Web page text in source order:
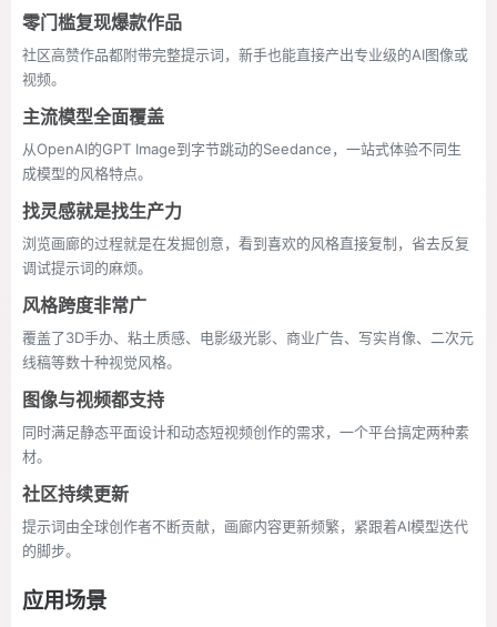
零门槛复现爆款作品
社区高赞作品都附带完整提示词，新手也能直接产出专业级的AI图像或
视频。
主流模型全面覆盖
从OpenAI的GPT Image到字节跳动的Seedance，一站式体验不同生
成模型的风格特点。
找灵感就是找生产力
浏览画廊的过程就是在发掘创意，看到喜欢的风格直接复制，省去反复
调试提示词的麻烦。
风格跨度非常广
覆盖了3D手办、粘土质感、电影级光影、商业广告、写实肖像、二次元
线稿等数十种视觉风格。
图像与视频都支持
同时满足静态平面设计和动态短视频创作的需求，一个平台搞定两种素
材。
社区持续更新
提示词由全球创作者不断贡献，画廊内容更新频繁，紧跟着AI模型迭代
的脚步。
应用场景